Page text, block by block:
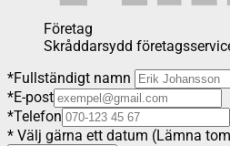
Företag
Skråddarsydd
*Fullständigt namn
*E-post
*Telefon
* Välj gärna ett datum (Lämna